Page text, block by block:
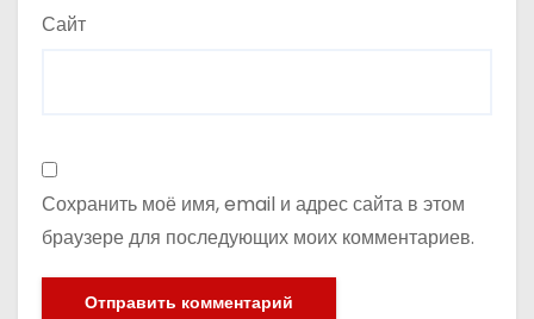
Сайт
Сохранить моё имя, email и адрес сайта в этом
браузере для последующих моих комментариев.